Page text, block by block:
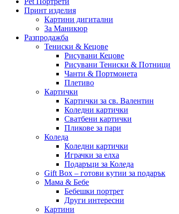
Принт изделия
Картини дигитални
За Маникюр
Разпродажба
Тениски & Кецове
Рисувани Кецове
Рисувани Тениски & Потници
Чанти & Портмонета
Плетиво
Картички
Картички за св. Валентин
Коледни картички
Сватбени картички
Пликове за пари
Коледа
Коледни картички
Играчки за елха
Подаръци за Коледа
Gift Box – готови кутии за подарък
Мама & Бебе
Бебешки портрет
Други интересни
Картини